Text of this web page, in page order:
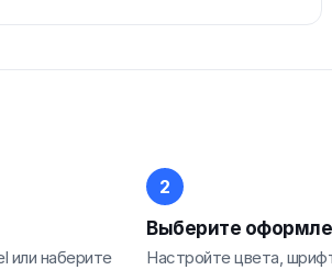
или наберите
Выберите
Настройте цвета,